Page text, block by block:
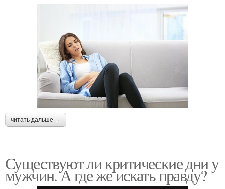
читать дальше →
Существуют ли критические дни у
мужчин. А где же искать правду?